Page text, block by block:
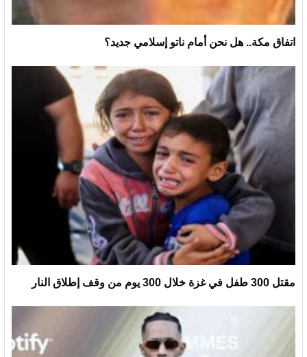
اتفاق مكة.. هل نحن أمام ناتو إسلامي جديد؟
مقتل 300 طفل في غزة خلال 300 يوم من وقف إطلاق النار